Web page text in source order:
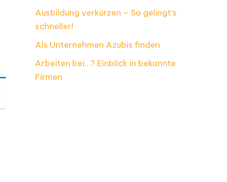
Ausbildung verkürzen – So gelingt’s
schneller!
Als Unternehmen Azubis finden
Arbeiten bei…? Einblick in bekannte
Firmen